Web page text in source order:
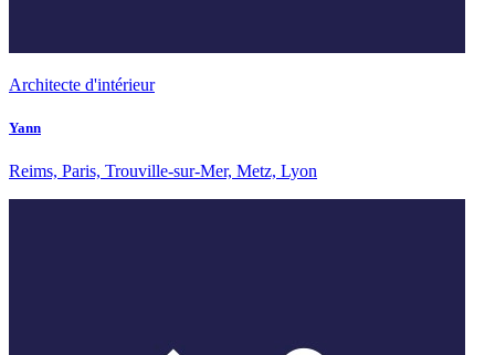
Architecte d'intérieur
Yann
Reims, Paris, Trouville-sur-Mer, Metz, Lyon